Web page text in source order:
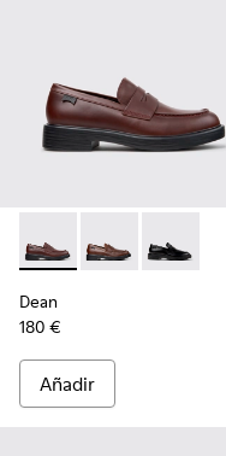
Dean - K101045-008 -
Dean - Dean -
Dean
180 €
Añadir